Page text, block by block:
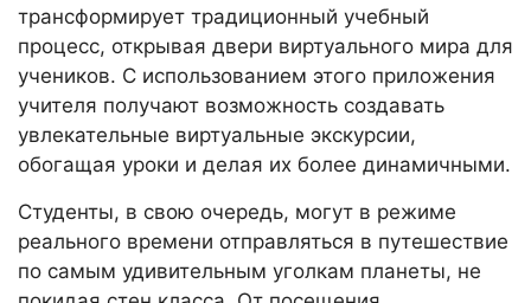
трансформирует традиционный учебный
процесс, открывая двери виртуального мира для
учеников. С использованием этого приложения
учителя получают возможность создавать
увлекательные виртуальные экскурсии,
обогащая уроки и делая их более динамичными.
Студенты, в свою очередь, могут в режиме
реального времени отправляться в путешествие
по самым удивительным уголкам планеты, не